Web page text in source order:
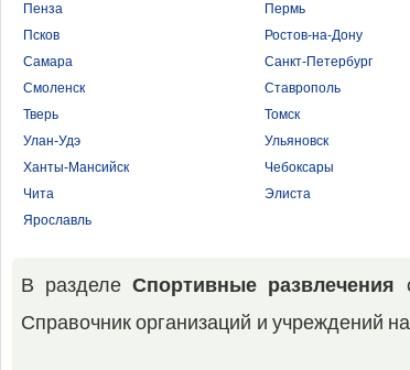
Пенза
Пермь
Псков
Ростов-на-Дону
Самара
Санкт-Петербург
Смоленск
Ставрополь
Тверь
Томск
Улан-Удэ
Ульяновск
Ханты-Мансийск
Чебоксары
Чита
Элиста
Ярославль
В разделеСпортивные развлечения
Справочник организаций и учреждений